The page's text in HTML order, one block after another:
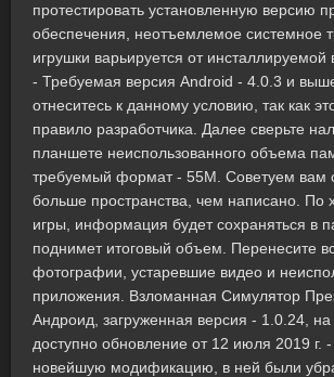
протестировать установленную версию
обеспечения, неотъемлемое системное
игрушки варьируется от инсталлируемой
- Требуемая версия Android - 4.0.3 и
отнеситесь к данному условию, так как
правило разработчика. Далее сверьте
планшете неиспользованного объема
требуемый формат - 55M. Советуем вам
больше пространства, чем написано. По
игры, информация будет сохраняться в
поднимет итоговый объем. Перенесите
фотографии, устаревшие видео и
приложения. Взломанная Симулятор
Андроид, загруженная версия - 1.0.24, на
доступно обновление от 12 июля 2019 г. -
новейшую модификацию, в ней были